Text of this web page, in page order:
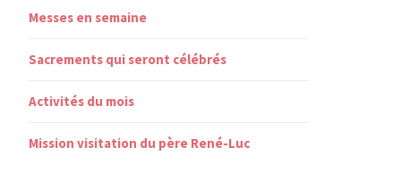
Messes en semaine
Sacrements qui seront célébrés
Activités du mois
Mission visitation du père René-Luc